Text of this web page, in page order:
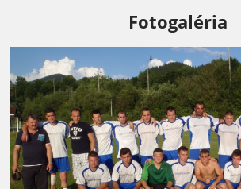
Fotogaléria